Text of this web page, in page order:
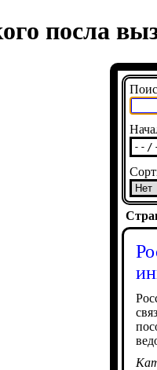
посла